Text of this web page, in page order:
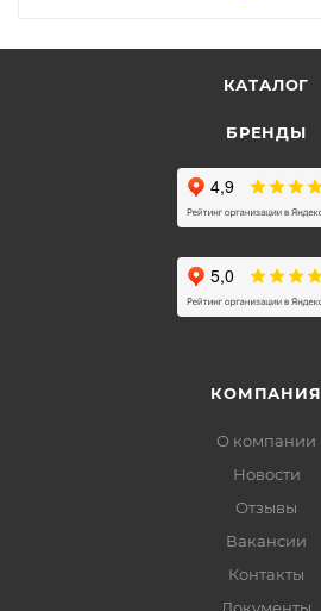
КАТАЛОГ
БРЕНДЫ
КОМПАНИЯ
О компании
Новости
Отзывы
Вакансии
Контакты